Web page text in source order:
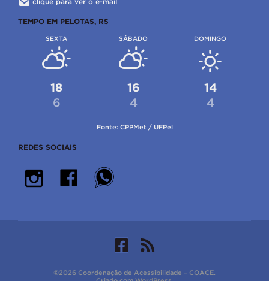
TEMPO EM PELOTAS, RS
SEXTA
18
6
SÁBADO
16
4
DOMINGO
14
4
Fonte: CPPMet / UFPel
REDES SOCIAIS
©2026 Coordenação de Acessibilidade – COACE.